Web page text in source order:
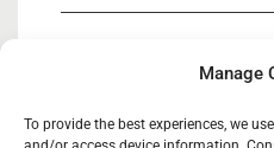
Manage
To provide the best experiences, we
05/02/2026